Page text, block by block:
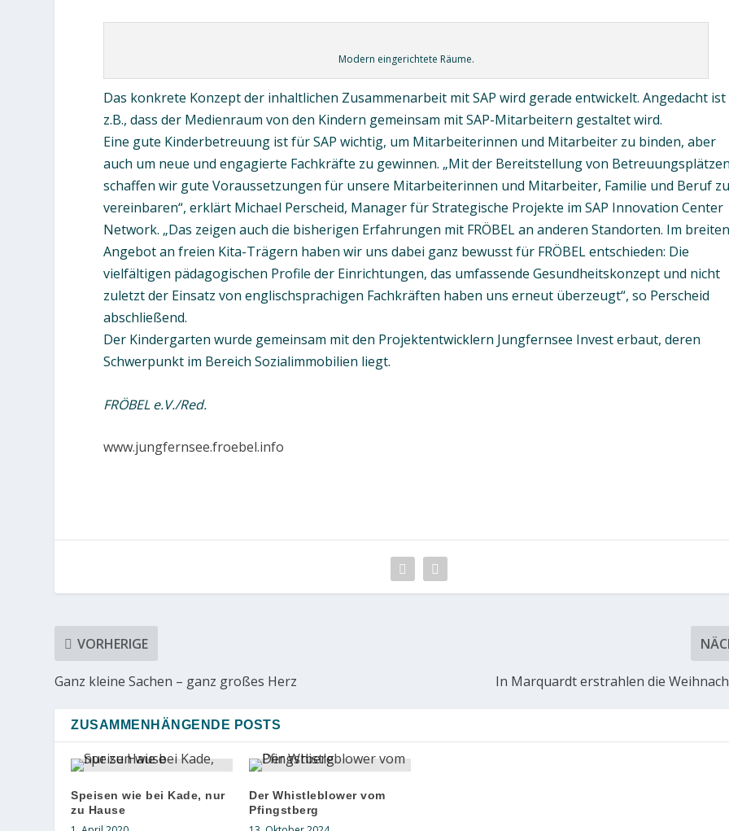
Modern eingerichtete Räume.
Das konkrete Konzept der inhaltlichen Zusammenarbeit mit SAP wird gerade entwickelt. Angedacht ist
z.B., dass der Medienraum von den Kindern gemeinsam mit SAP-Mitarbeitern gestaltet wird.
Eine gute Kinderbetreuung ist für SAP wichtig, um Mitarbeiterinnen und Mitarbeiter zu binden, aber
auch um neue und engagierte Fachkräfte zu gewinnen. „Mit der Bereitstellung von Betreuungsplätzen
schaffen wir gute Voraussetzungen für unsere Mitarbeiterinnen und Mitarbeiter, Familie und Beruf zu
vereinbaren“, erklärt Michael Perscheid, Manager für Strategische Projekte im SAP Innovation Center
Network. „Das zeigen auch die bisherigen Erfahrungen mit FRÖBEL an anderen Standorten. Im breiten
Angebot an freien Kita-Trägern haben wir uns dabei ganz bewusst für FRÖBEL entschieden: Die
vielfältigen pädagogischen Profile der Einrichtungen, das umfassende Gesundheitskonzept und nicht
zuletzt der Einsatz von englischsprachigen Fachkräften haben uns erneut überzeugt“, so Perscheid
abschließend.
Der Kindergarten wurde gemeinsam mit den Projektentwicklern Jungfernsee Invest erbaut, deren
Schwerpunkt im Bereich Sozialimmobilien liegt.
FRÖBEL e.V./Red.
www.jungfernsee.froebel.info
VORHERIGE
Ganz kleine Sachen – ganz großes Herz In Marquardt erstrahlen die
ZUSAMMENHÄNGENDE POSTS
Speisen wie bei Kade, nur
zu Hause
Der Whistleblower vom
Pfingstberg